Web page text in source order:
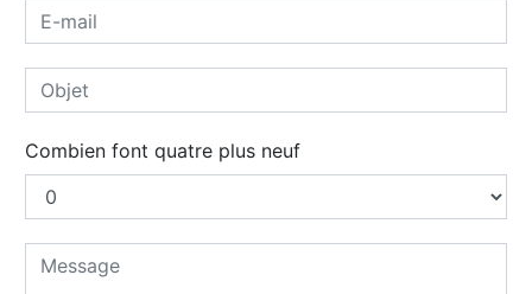
Combien font quatre plus neuf